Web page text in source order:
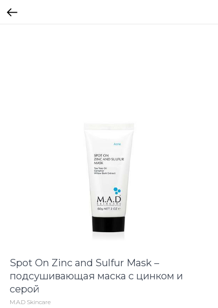
Spot On Zinc and Sulfur Mask –
подсушивающая маска с цинком и
серой
M.A.D Skincare